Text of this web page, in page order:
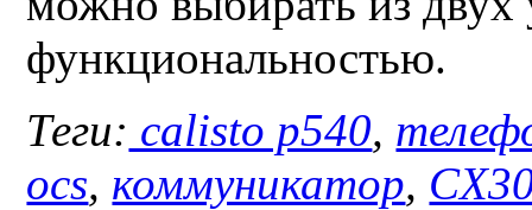
функциональностью.
Теги: calisto p540,
ocs, коммуникатор,